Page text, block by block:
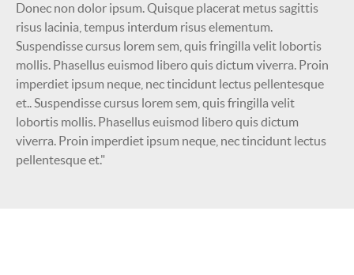
Donec non dolor ipsum. Quisque placerat metus sagittis
risus lacinia, tempus interdum risus elementum.
Suspendisse cursus lorem sem, quis fringilla velit lobortis
mollis. Phasellus euismod libero quis dictum viverra. Proin
imperdiet ipsum neque, nec tincidunt lectus pellentesque
et.. Suspendisse cursus lorem sem, quis fringilla velit
lobortis mollis. Phasellus euismod libero quis dictum
viverra. Proin imperdiet ipsum neque, nec tincidunt lectus
pellentesque et."